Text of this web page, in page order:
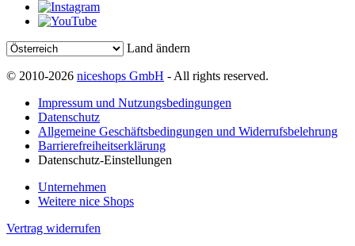
Land ändern
© 2010-2026 niceshops GmbH - All rights reserved.
Impressum und Nutzungsbedingungen
Datenschutz
Allgemeine Geschäftsbedingungen und Widerrufsbelehrung
Barrierefreiheitserklärung
Datenschutz-Einstellungen
Unternehmen
Weitere nice Shops
Vertrag widerrufen